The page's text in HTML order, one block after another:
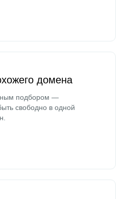
домена
подбором —
свободно в одной